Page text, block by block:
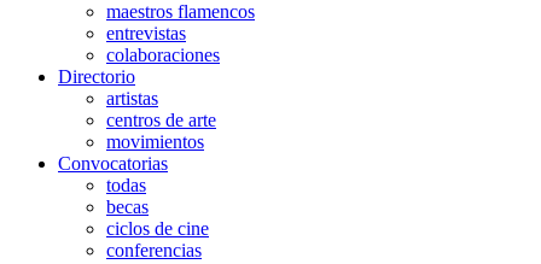
maestros flamencos
entrevistas
colaboraciones
Directorio
artistas
centros de arte
movimientos
Convocatorias
todas
becas
ciclos de cine
conferencias